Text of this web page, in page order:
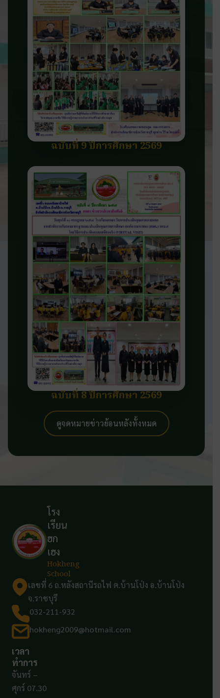
ฉบับที่ 9 ปีการศึกษา 2569
ฉบับที่ 8 ปีการศึกษา 2569
ดูจดหมายข่าวย้อนหลังทั้งหมด
โรง
เรียน
ฮก
เฮง
Hokheng
School
เลขที่ 6 ถ.หลังสถานีรถไฟ ต.บ้านโป่ง อ.บ้านโป่ง
จ.ราชบุรี
032-211-932
hokheng2009@hotmail.com
เวลา
ทำการ
จันทร์ –
ศุกร์ 07.30